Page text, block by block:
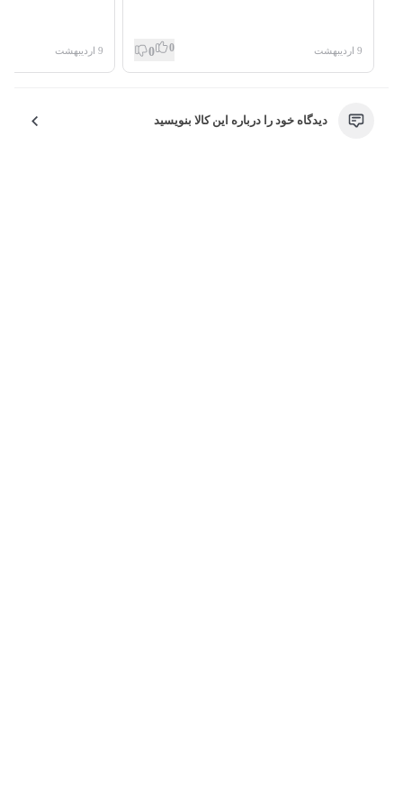
تراش ها را بر قسمتی که رنگ خورده اعمال میکنند . سپس
9 اردیبهشت 0
0 9 اردیبهشت
دیدگاه خود را درباره این کالا بنویسید